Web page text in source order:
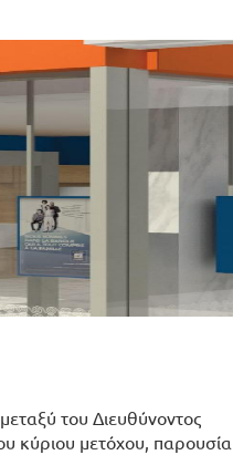
του Διευθύνοντος
κύριου μετόχου, παρουσία